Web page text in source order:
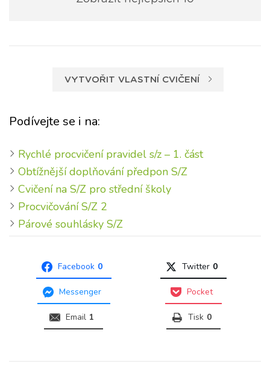
VYTVOŘIT VLASTNÍ CVIČENÍ
Podívejte se i na:
Rychlé procvičení pravidel s/z – 1. část
Obtížnější doplňování předpon S/Z
Cvičení na S/Z pro střední školy
Procvičování S/Z 2
Párové souhlásky S/Z
Facebook 0 Twitter 0
Messenger Pocket
Email 1 Tisk 0